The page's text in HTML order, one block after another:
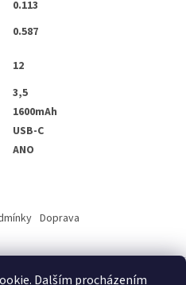
Dalším procházením
0.113
0.587
12
3,5
1600mAh
USB-C
ANO
Doprava